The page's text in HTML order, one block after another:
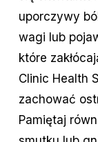
uporczywy
wagi lub
które
Clinic Health
zachować
Pamiętaj